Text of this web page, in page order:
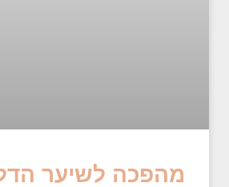
מהפכה לשיער